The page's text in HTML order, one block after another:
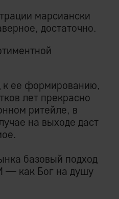
марсиански
достаточно.
к ее формированию,
лет прекрасно
ритейле, в
на выходе даст
базовый подход
— как Бог на душу